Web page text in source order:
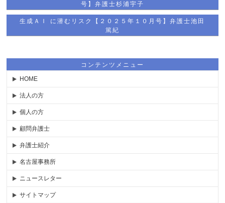
号】弁護士杉浦宇子
生成ＡＩ に潜むリスク【２０２５年１０月号】弁護士池田
篤紀
コンテンツメニュー
HOME
法人の方
個人の方
顧問弁護士
弁護士紹介
名古屋事務所
ニュースレター
サイトマップ